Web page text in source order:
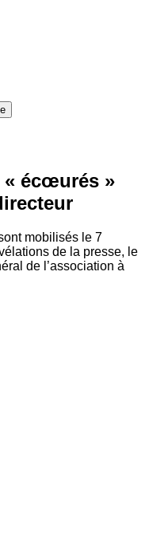
« écœurés »
mobilisés le 7
de la presse, le
de l’association à